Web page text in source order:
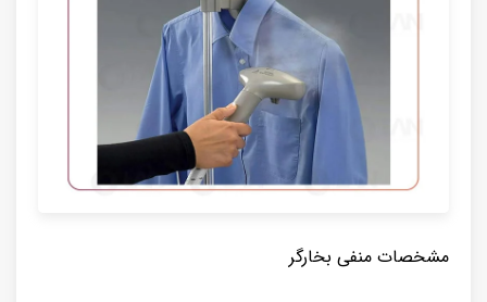
مشخصات منفی بخارگر